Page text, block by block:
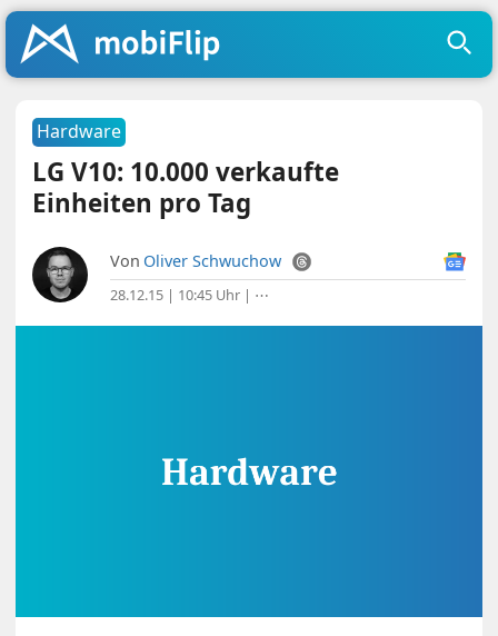
Hardware
LG V10: 10.000 verkaufte
Einheiten pro Tag
Von Oliver Schwuchow
28.12.15 | 10:45 Uhr | ⋯